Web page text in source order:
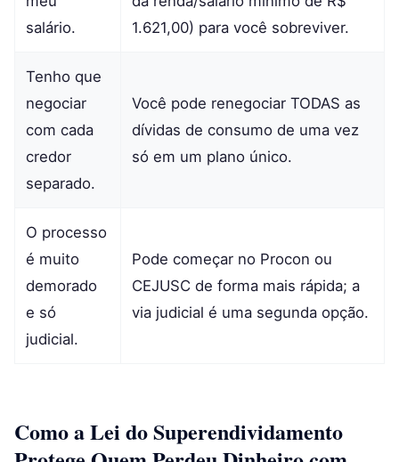
salário.
1.621,00) para você sobreviver.
Tenho que
negociar
com cada
credor
separado.
Você pode renegociar TODAS as
dívidas de consumo de uma vez
só em um plano único.
O processo
é muito
demorado
e só
judicial.
Pode começar no Procon ou
CEJUSC de forma mais rápida; a
via judicial é uma segunda opção.
Como a Lei do Superendividamento